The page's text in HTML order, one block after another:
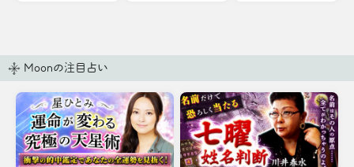
Moonの注目占い